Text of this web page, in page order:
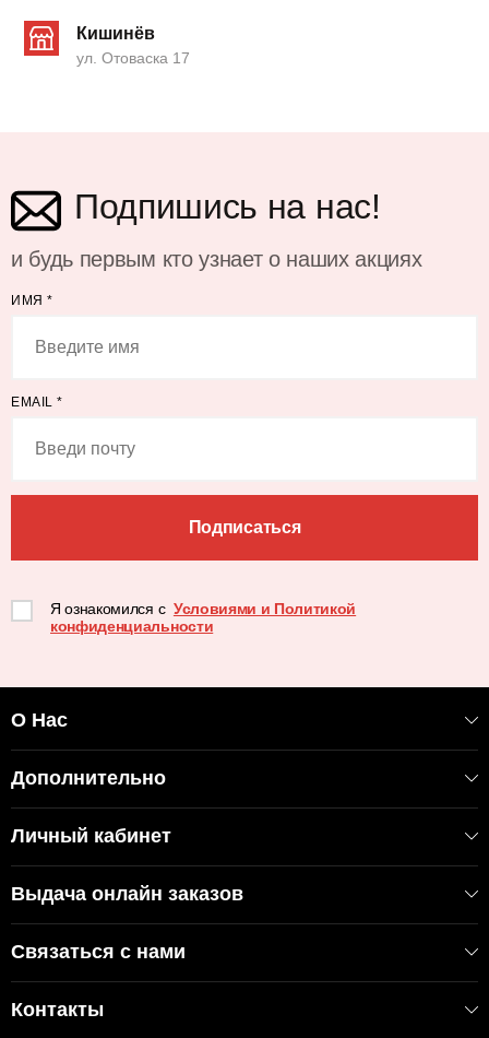
Кишинёв
ул. Отоваска 17
Подпишись на нас!
и будь первым кто узнает о наших акциях
ИМЯ *
EMAIL *
Подписаться
Я ознакомился с Условиями и Политикой
конфиденциальности
О Нас
Дополнительно
Личный кабинет
Выдача онлайн заказов
Связаться с нами
Контакты